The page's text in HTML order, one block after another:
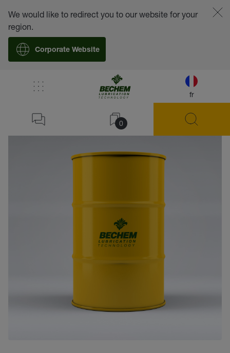
fr
0
We would like to redirect you to our website for your
region.
Corporate Website